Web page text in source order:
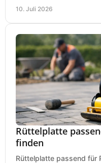
10. Juli 2026
Rüttelplatte
finden
Rüttelplatte passend für